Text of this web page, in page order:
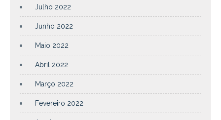
Julho 2022
Junho 2022
Maio 2022
Abril 2022
Março 2022
Fevereiro 2022